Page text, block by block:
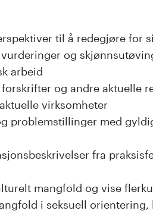
til å redegjøre for
og
arbeid
og andre aktuelle
virksomheter
problemstillinger med
fra
mangfold og vise
i seksuell